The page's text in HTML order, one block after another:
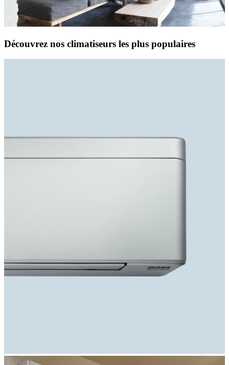
Découvrez nos climatiseurs les plus populaires